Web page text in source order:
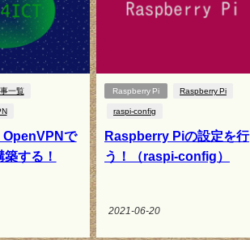
一覧
OpenVPNで
する！
Raspberry Pi Raspberry Pi
raspi-config
Raspberry Piの設定を行
う！（raspi-config）
2021-06-20